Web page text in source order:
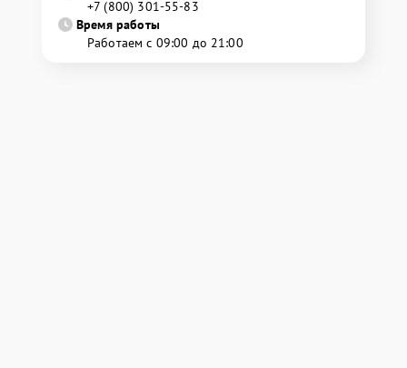
+7 (800) 301-55-83
Время работы
Работаем с 09:00 до 21:00